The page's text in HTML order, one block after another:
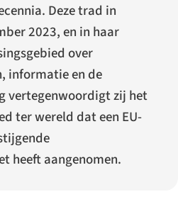
Deze trad in
2023, en in haar
over
informatie en de
vertegenwoordigt zij het
ter wereld dat een EU-
heeft aangenomen.